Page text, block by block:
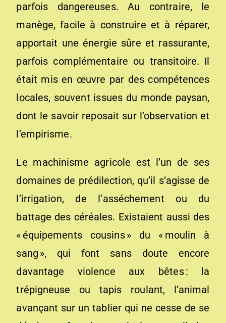
parfois dangereuses. Au contraire, le
manège, facile à construire et à réparer,
apportait une énergie sûre et rassurante,
parfois complémentaire ou transitoire. Il
était mis en œuvre par des compétences
locales, souvent issues du monde paysan,
dont le savoir reposait sur l’observation et
l’empirisme.
Le machinisme agricole est l’un de ses
domaines de prédilection, qu’il s’agisse de
l’irrigation, de l’asséchement ou du
battage des céréales. Existaient aussi des
« équipements cousins » du « moulin à
sang », qui font sans doute encore
davantage violence aux bêtes : la
trépigneuse ou tapis roulant, l’animal
avançant sur un tablier qui ne cesse de se